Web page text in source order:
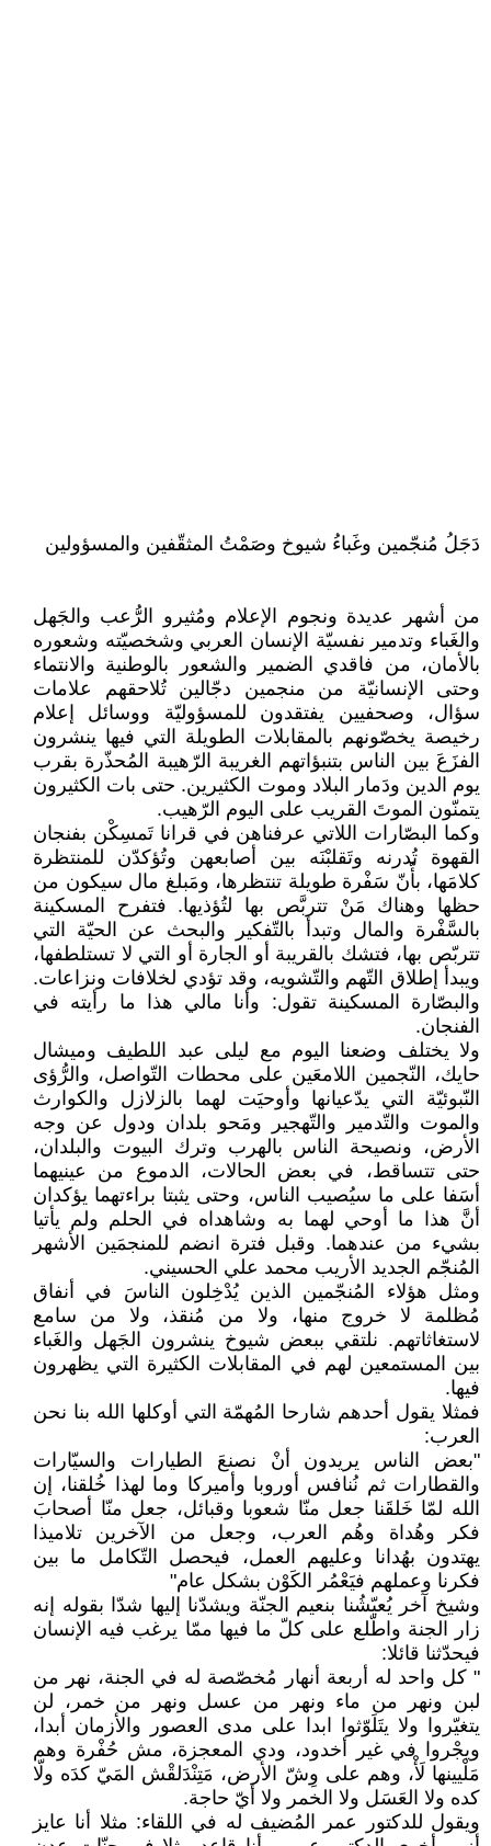
دَجَلُ مُنجّمين وغَباءُ شيوخ وصَمْتُ المثقّفين والمسؤولين
من أشهر عديدة ونجوم الإعلام ومُثيرو الرُّعب والجَهل
والغَباء وتدمير نفسيّة الإنسان العربي وشخصيّته وشعوره
بالأمان، من فاقدي الضمير والشعور بالوطنية والانتماء
وحتى الإنسانيّة من منجمين دجّالين تُلاحقهم علامات
سؤال، وصحفيين يفتقدون للمسؤوليّة ووسائل إعلام
رخيصة يخصّونهم بالمقابلات الطويلة التي فيها ينشرون
الفزَعَ بين الناس بتنبؤاتهم الغريبة الرّهيبة المُحذّرة بقرب
يوم الدين ودَمار البلاد وموت الكثيرين. حتى بات الكثيرون
يتمنّون الموتَ القريب على اليوم الرّهيب.
وكما البصّارات اللاتي عرفناهن في قرانا تَمسِكْن بفنجان
القهوة تُدرنه وتَقلبْنَه بين أصابعهن وتُؤكدّن للمنتظرة
كلامَها، بأّنّ سَفْرة طويلة تنتظرها، ومَبلغ مال سيكون من
حظها وهناك مَنْ تتربَّص بها لتُؤذيها. فتفرح المسكينة
بالسَّفْرة والمال وتبدأ بالتّفكير والبحث عن الحيّة التي
تتربّص بها، فتشك بالقريبة أو الجارة أو التي لا تستلطفها،
ويبدأ إطلاق التّهم والتّشويه، وقد تؤدي لخلافات ونزاعات.
والبصّارة المسكينة تقول: وأنا مالي هذا ما رأيته في
الفنجان.
ولا يختلف وضعنا اليوم مع ليلى عبد اللطيف وميشال
حايك، النّجمين اللامعَين على محطات التّواصل، والرُّؤى
النّبوئيّة التي يدّعيانها وأوحيَت لهما بالزلازل والكوارث
والموت والتّدمير والتّهجير ومَحو بلدان ودول عن وجه
الأرض، ونصيحة الناس بالهرب وترك البيوت والبلدان،
حتى تتساقط، في بعض الحالات، الدموع من عينيهما
أسَفا على ما سيُصيب الناس، وحتى يثبتا براءتهما يؤكدان
أنَّ هذا ما أوحي لهما به وشاهداه في الحلم ولم يأتيا
بشيء من عندهما. وقبل فترة انضم للمنجمَين الأشهر
المُنجّم الجديد الأريب محمد علي الحسيني.
ومثل هؤلاء المُنجّمين الذين يُدْخِلون الناسَ في أنفاق
مُظلمة لا خروج منها، ولا من مُنقذ، ولا من سامع
لاستغاثاتهم. نلتقي ببعض شيوخ ينشرون الجَهل والغَباء
بين المستمعين لهم في المقابلات الكثيرة التي يظهرون
فيها.
فمثلا يقول أحدهم شارحا المُهمّة التي أوكلها الله بنا نحن
العرب:
"بعض الناس يريدون أنْ نصنعَ الطيارات والسيّارات
والقطارات ثم نُنافس أوروبا وأميركا وما لهذا خُلقنا، إن
الله لمّا خَلقَنا جعل منّا شعوبا وقبائل، جعل منّا أصحابَ
فكر وهُداة وهُم العرب، وجعل من الآخرين تلاميذا
يهتدون بهُدانا وعليهم العمل، فيحصل التّكامل ما بين
فكرنا وعملهم فيَعْمُر الكَوْن بشكل عام"
وشيخ آخر يُعيّشُنا بنعيم الجنّة ويشدّنا إليها شدّا بقوله إنه
زار الجنة واطّلع على كلّ ما فيها ممّا يرغب فيه الإنسان
فيحدّثنا قائلا:
" كل واحد له أربعة أنهار مُخصّصة له في الجنة، نهر من
لبن ونهر من ماء ونهر من عسل ونهر من خمر، لن
يتغيّروا ولا يتَلَوّثوا ابدا على مدى العصور والأزمان أبدا،
ويجْروا في غير أخدود، ودي المعجزة، مش حُفْرة وهم
مَلْيينها لَأْ، وهم على وِشّ الأرض، مَتِنْدَلقْش المَيّ كدَه ولّا
كده ولا العَسَل ولا الخمر ولا أيّ حاجة.
ويقول للدكتور عمر المُضيف له في اللقاء: مثلا أنا عايز